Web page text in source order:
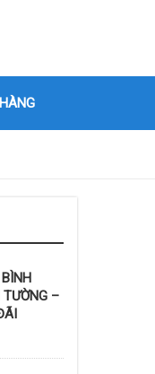
TƯỜNG –